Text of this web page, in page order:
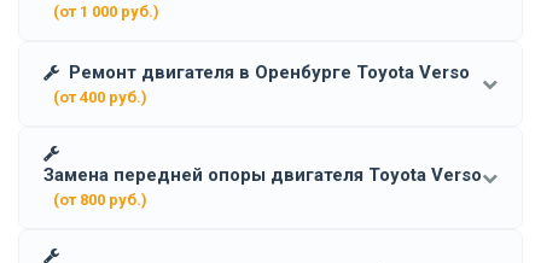
(от 1 000 руб.)
Ремонт двигателя в Оренбурге Toyota Verso
(от 400 руб.)
Замена передней опоры двигателя Toyota Verso
(от 800 руб.)